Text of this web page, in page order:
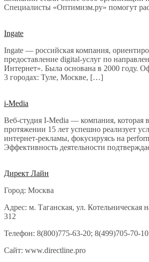
Специалисты «Оптимизм.ру» помогут
Ingate
Ingate — российская компания,
предоставление digital-услуг по
Интернет». Была основана в 2000 году.
3 городах: Туле, Москве, […]
i-Media
Веб-студия I-Media — компания, которая
протяжении 15 лет успешно реализует
интернет-рекламы, фокусируясь на
Эффективность деятельности
Директ Лайн
Город: Москва
Адрес: м. Таганская, ул. Котельническая
312
Телефон: 8(800)775-63-20; 8(499)705-70-10
Сайт: www.directline.pro